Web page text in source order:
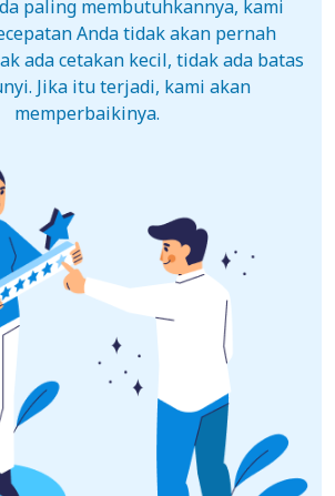
paling membutuhkannya, kami
Anda tidak akan pernah
ada cetakan kecil, tidak ada batas
Jika itu terjadi, kami akan
memperbaikinya.